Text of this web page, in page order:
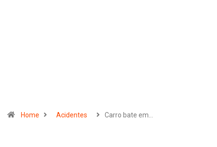
Home Acidentes Carro bate em…